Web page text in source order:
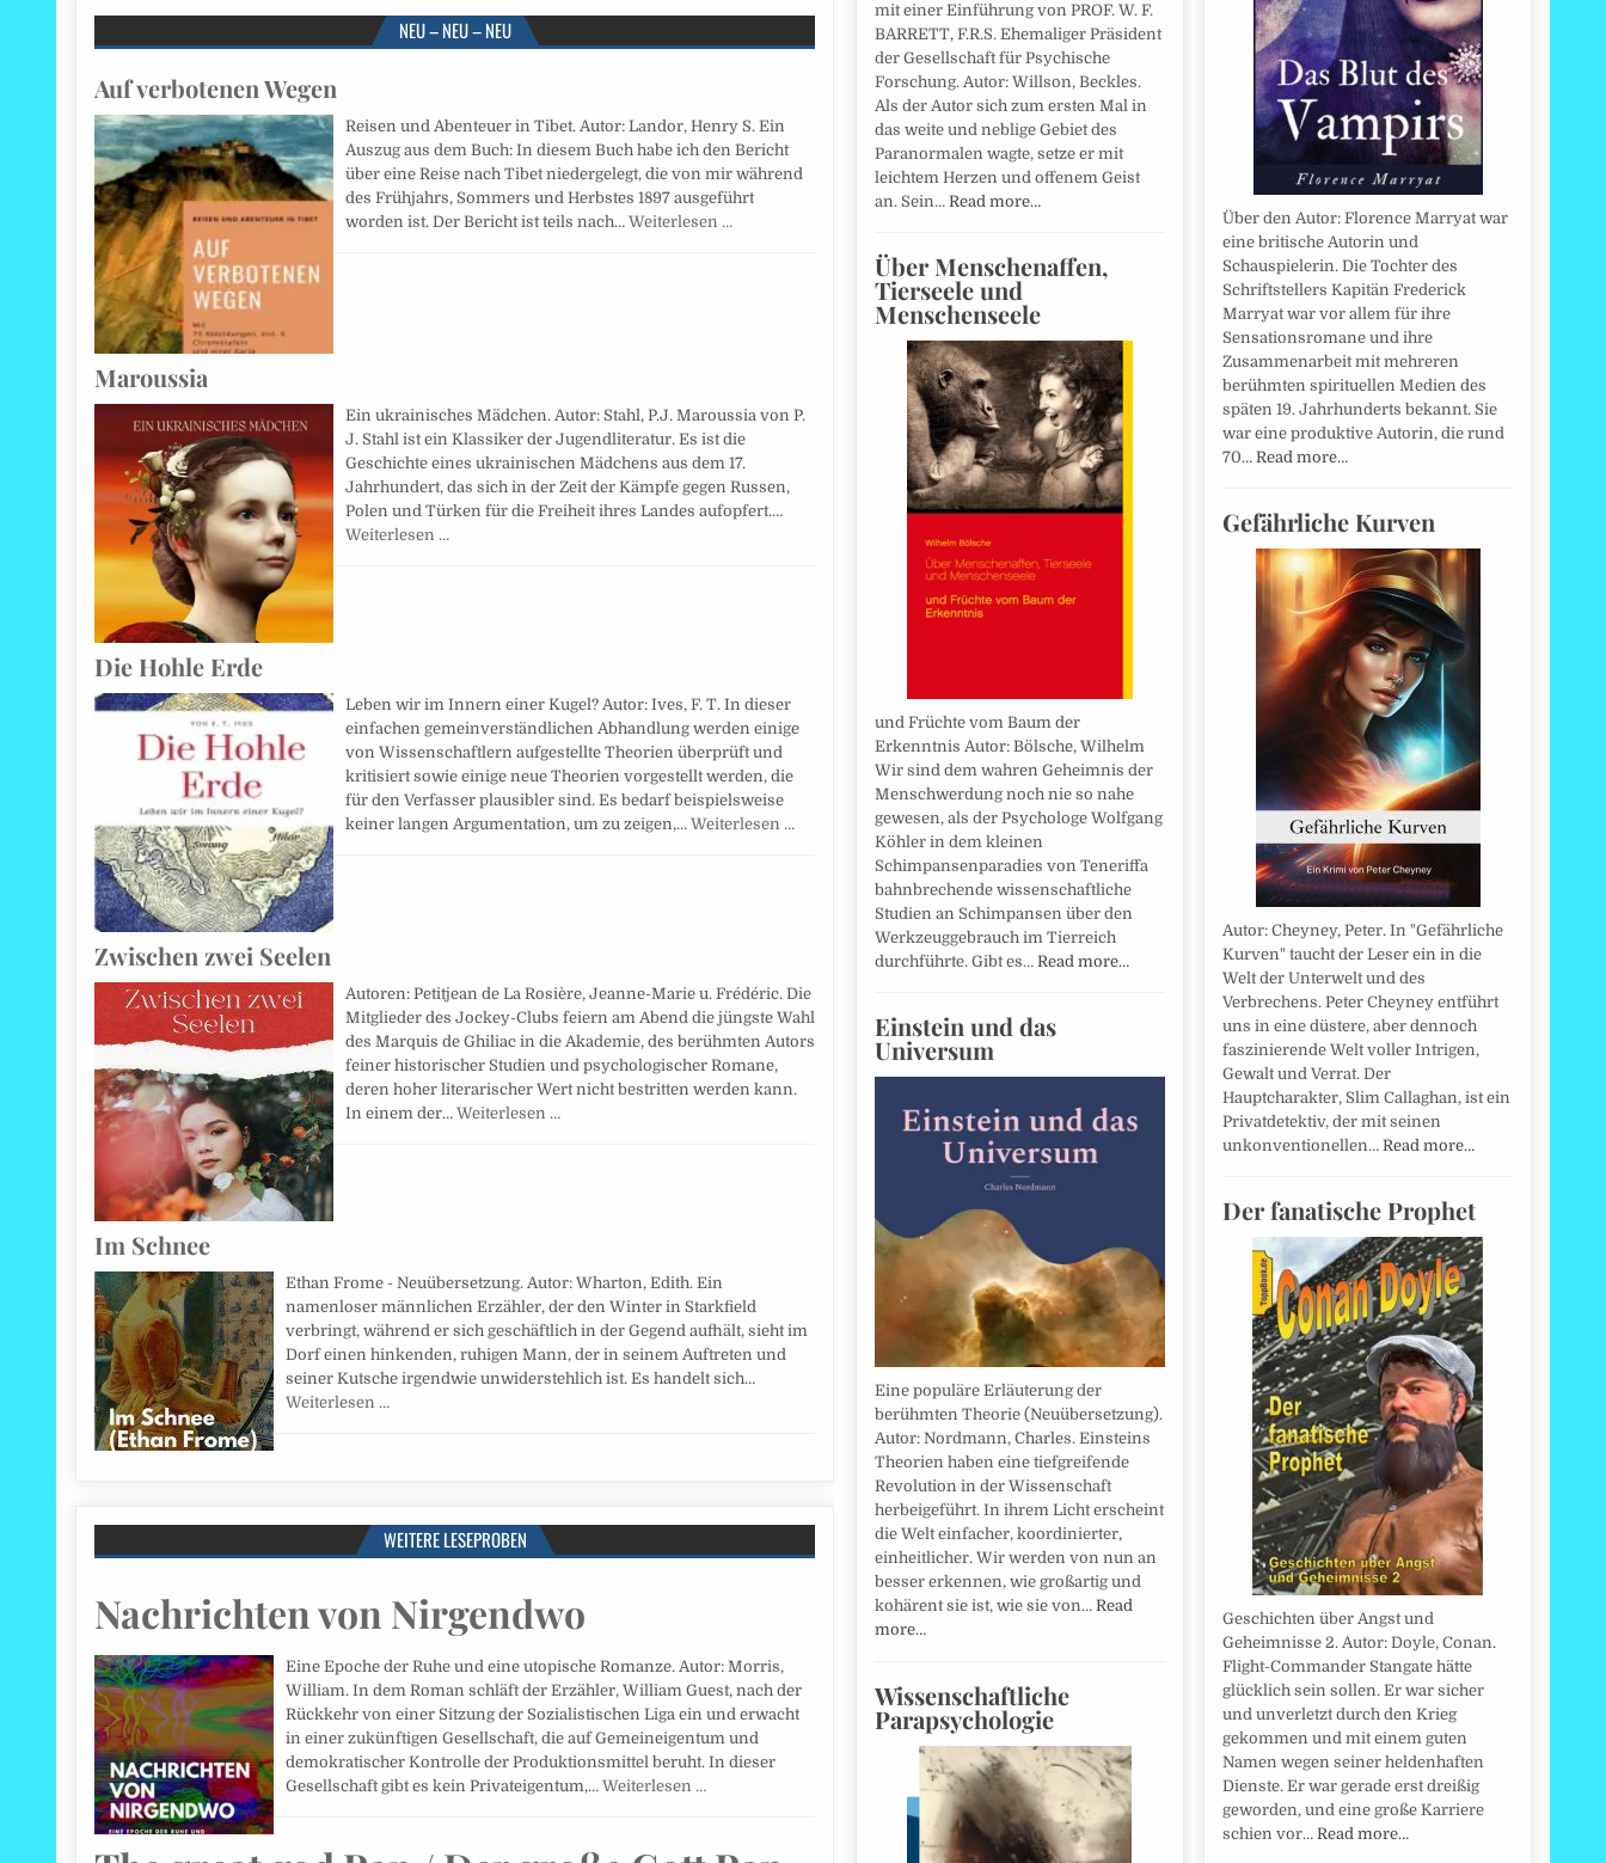
NEU – NEU – NEU
Auf verbotenen Wegen
Reisen und Abenteuer in Tibet. Autor: Landor, Henry S. Ein
Auszug aus dem Buch: In diesem Buch habe ich den Bericht
über eine Reise nach Tibet niedergelegt, die von mir während
des Frühjahrs, Sommers und Herbstes 1897 ausgeführt
worden ist. Der Bericht ist teils nach…Weiterlesen …
Maroussia
Ein ukrainisches Mädchen. Autor: Stahl, P.J. Maroussia von P.
J. Stahl ist ein Klassiker der Jugendliteratur. Es ist die
Geschichte eines ukrainischen Mädchens aus dem 17.
Jahrhundert, das sich in der Zeit der Kämpfe gegen Russen,
Polen und Türken für die Freiheit ihres Landes aufopfert.…
Weiterlesen …
Die Hohle Erde
Leben wir im Innern einer Kugel? Autor: Ives, F. T. In dieser
einfachen gemeinverständlichen Abhandlung werden einige
von Wissenschaftlern aufgestellte Theorien überprüft und
kritisiert sowie einige neue Theorien vorgestellt werden, die
für den Verfasser plausibler sind. Es bedarf beispielsweise
keiner langen Argumentation, um zu zeigen,…Weiterlesen …
Zwischen zwei Seelen
Autoren: Petitjean de La Rosière, Jeanne-Marie u. Frédéric. Die
Mitglieder des Jockey-Clubs feiern am Abend die jüngste Wahl
des Marquis de Ghiliac in die Akademie, des berühmten Autors
feiner historischer Studien und psychologischer Romane,
deren hoher literarischer Wert nicht bestritten werden kann.
In einem der…Weiterlesen …
Im Schnee
Ethan Frome - Neuübersetzung. Autor: Wharton, Edith. Ein
namenloser männlichen Erzähler, der den Winter in Starkfield
verbringt, während er sich geschäftlich in der Gegend aufhält, sieht im
Dorf einen hinkenden, ruhigen Mann, der in seinem Auftreten und
seiner Kutsche irgendwie unwiderstehlich ist. Es handelt sich…
Weiterlesen …
WEITERE LESEPROBEN
Nachrichten von Nirgendwo
Eine Epoche der Ruhe und eine utopische Romanze. Autor: Morris,
William. In dem Roman schläft der Erzähler, William Guest, nach der
Rückkehr von einer Sitzung der Sozialistischen Liga ein und erwacht
in einer zukünftigen Gesellschaft, die auf Gemeineigentum und
demokratischer Kontrolle der Produktionsmittel beruht. In dieser
Gesellschaft gibt es kein Privateigentum,…Weiterlesen …
mit einer Einführung von PROF. W. F.
BARRETT, F.R.S. Ehemaliger Präsident
der Gesellschaft für Psychische
Forschung. Autor: Willson, Beckles.
Als der Autor sich zum ersten Mal in
das weite und neblige Gebiet des
Paranormalen wagte, setze er mit
leichtem Herzen und offenem Geist
an. Sein… Read more…
Über Menschenaffen,
Tierseele und
Menschenseele
und Früchte vom Baum der
Erkenntnis Autor: Bölsche, Wilhelm
Wir sind dem wahren Geheimnis der
Menschwerdung noch nie so nahe
gewesen, als der Psychologe Wolfgang
Köhler in dem kleinen
Schimpansenparadies von Teneriffa
bahnbrechende wissenschaftliche
Studien an Schimpansen über den
Werkzeuggebrauch im Tierreich
durchführte. Gibt es… Read more…
Einstein und das
Universum
Eine populäre Erläuterung der
berühmten Theorie (Neuübersetzung).
Autor: Nordmann, Charles. Einsteins
Theorien haben eine tiefgreifende
Revolution in der Wissenschaft
herbeigeführt. In ihrem Licht erscheint
die Welt einfacher, koordinierter,
einheitlicher. Wir werden von nun an
besser erkennen, wie großartig und
kohärent sie ist, wie sie von… Read
more…
Wissenschaftliche
Parapsychologie
Über den Autor: Florence Marryat war
eine britische Autorin und
Schauspielerin. Die Tochter des
Schriftstellers Kapitän Frederick
Marryat war vor allem für ihre
Sensationsromane und ihre
Zusammenarbeit mit mehreren
berühmten spirituellen Medien des
späten 19. Jahrhunderts bekannt. Sie
war eine produktive Autorin, die rund
70… Read more…
Gefährliche Kurven
Autor: Cheyney, Peter. In "Gefährliche
Kurven" taucht der Leser ein in die
Welt der Unterwelt und des
Verbrechens. Peter Cheyney entführt
uns in eine düstere, aber dennoch
faszinierende Welt voller Intrigen,
Gewalt und Verrat. Der
Hauptcharakter, Slim Callaghan, ist ein
Privatdetektiv, der mit seinen
unkonventionellen… Read more…
Der fanatische Prophet
Geschichten über Angst und
Geheimnisse 2. Autor: Doyle, Conan.
Flight-Commander Stangate hätte
glücklich sein sollen. Er war sicher
und unverletzt durch den Krieg
gekommen und mit einem guten
Namen wegen seiner heldenhaften
Dienste. Er war gerade erst dreißig
geworden, und eine große Karriere
schien vor… Read more…